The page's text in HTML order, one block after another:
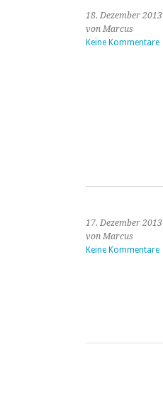
18. Dezember 2013
von Marcus
Keine Kommentare
17. Dezember 2013
von Marcus
Keine Kommentare